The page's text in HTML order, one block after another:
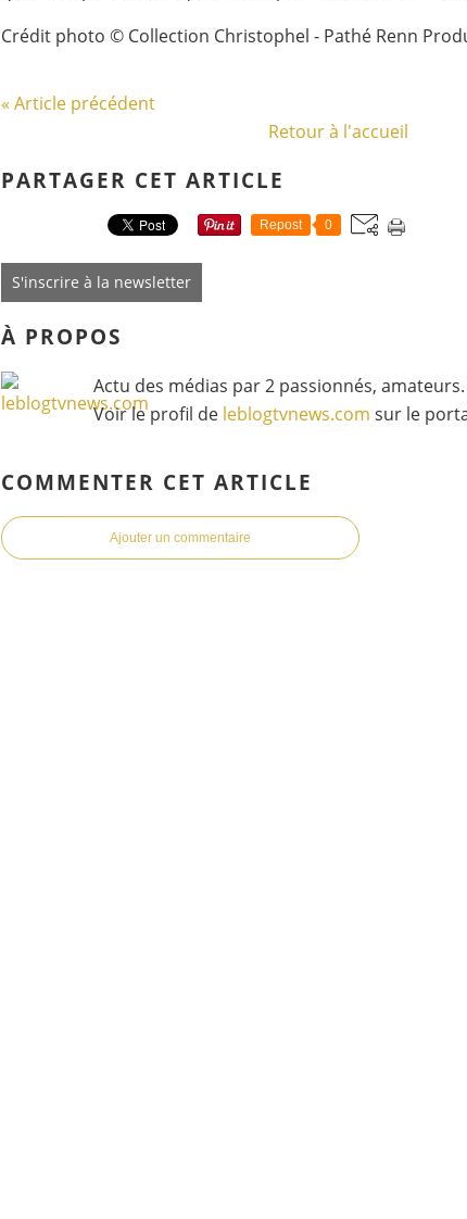
Crédit photo © Collection Christophel - Pathé Renn
« Article précédent
Retour à l'accueil
PARTAGER CET ARTICLE
Repost 0
S'inscrire à la newsletter
À PROPOS
Actu des médias par 2 passionnés,
Voir le profil de leblogtvnews.com sur le
COMMENTER CET ARTICLE
Ajouter un commentaire